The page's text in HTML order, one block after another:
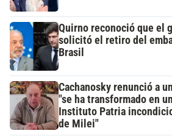
Quirno reconoció que el
solicitó el retiro del
Brasil
Cachanosky renunció a
"se ha transformado en
Instituto Patria
de Milei"